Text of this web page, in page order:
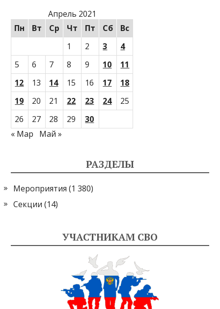
Апрель 2021
Пн
Вт Ср Чт Пт Сб
Вс
1
2 3
4
5
6 7 8 9 10
11
12
13 14 15 16 17
18
19
20 21 22 23 24
25
26
27 28 29
30
« Мар
Май »
РАЗДЕЛЫ
Мероприятия (1 380)
Секции (14)
УЧАСТНИКАМ СВО